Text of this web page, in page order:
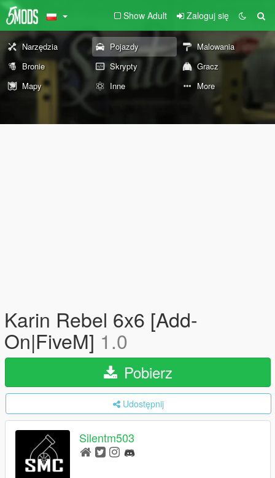
Show Adult Zaloguj się
Narzędzia Pojazdy
Malowania
Bronie
Skrypty
Gracz
Mapy
Inne More
Karin Rebel 6x6 [Add-
On|FiveM] 1.0
Pobierz
Udostępnij
Silentm503